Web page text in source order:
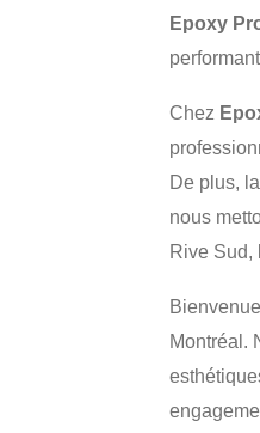
Epoxy
Chez
De plus,
nous
Rive Sud,
Montréal.